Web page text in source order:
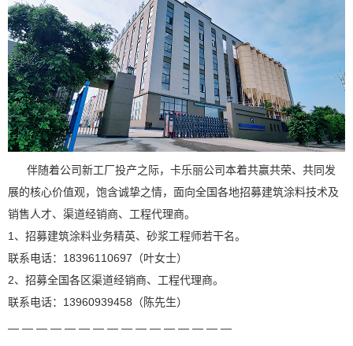
伴随着公司新工厂投产之际，卡乐丽公司本着共赢共荣、共同发
展的核心价值观，饱含诚挚之情，面向全国各地招募建筑涂料技术及
销售人才、渠道经销商、工程代理商。
1、招募建筑涂料业务精英、砂浆工程师若干名。
联系电话：18396110697（叶女士）
2、招募全国各区渠道经销商、工程代理商。
联系电话：13960939458（陈先生）
— — — — — — — — — — — — — — — —